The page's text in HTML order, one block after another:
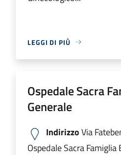
LEGGI DI PIÙ
Ospedale Sacra
Generale
IndirizzoVia
Ospedale Sacra Famiglia